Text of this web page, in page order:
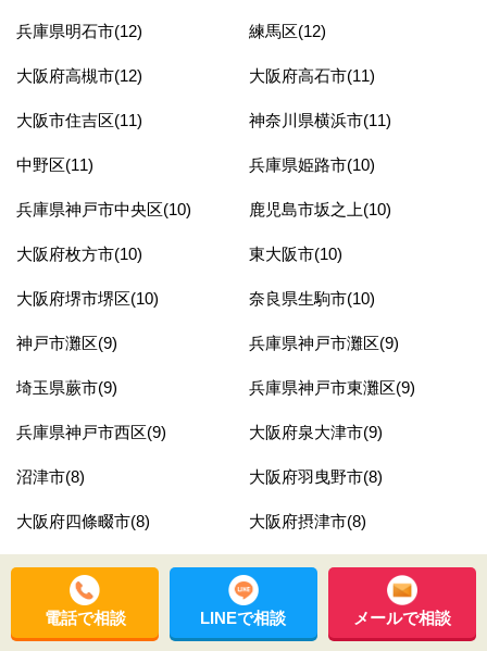
兵庫県明石市(12) 練馬区(12)
大阪府高槻市(12) 大阪府高石市(11)
大阪市住吉区(11) 神奈川県横浜市(11)
中野区(11) 兵庫県姫路市(10)
兵庫県神戸市中央区(10) 鹿児島市坂之上(10)
大阪府枚方市(10) 東大阪市(10)
大阪府堺市堺区(10) 奈良県生駒市(10)
神戸市灘区(9) 兵庫県神戸市灘区(9)
埼玉県蕨市(9) 兵庫県神戸市東灘区(9)
兵庫県神戸市西区(9) 大阪府泉大津市(9)
沼津市(8) 大阪府羽曳野市(8)
大阪府四條畷市(8) 大阪府摂津市(8)
堺市西区(8) 大阪市天王寺区(8)
大阪府八尾市(8) 京都市下京区(8)
電話で相談 LINEで相談 メールで相談